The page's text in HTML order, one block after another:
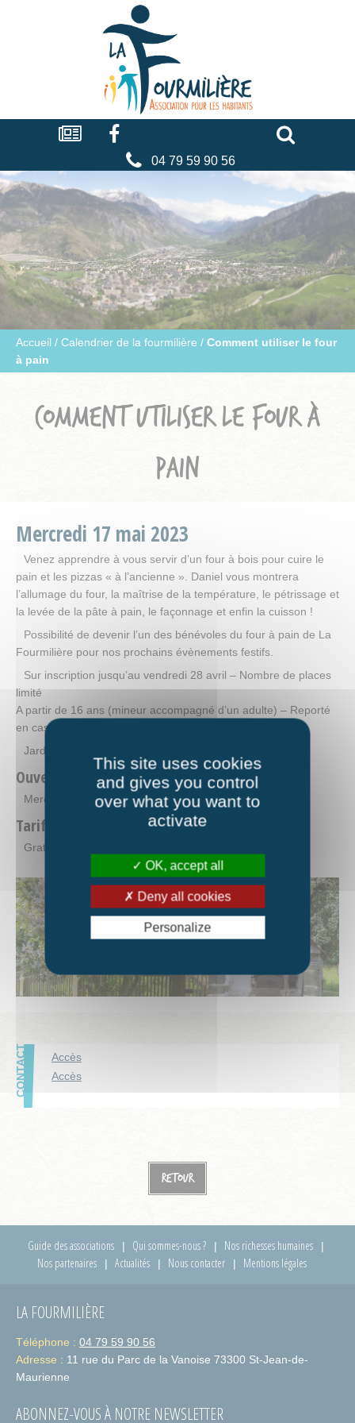
La
fourmilière
Actualités Facebook
04 79 59 90 56
Accueil / Calendrier de la fourmilière / Comment utiliser le four
à pain
COMMENT UTILISER LE FOUR À
PAIN
Mercredi 17 mai 2023
Venez apprendre à vous servir d’un four à bois pour cuire le
pain et les pizzas « à l’ancienne ». Daniel vous montrera
l’allumage du four, la maîtrise de la température, le pétrissage et
la levée de la pâte à pain, le façonnage et enfin la cuisson !
Possibilité de devenir l’un des bénévoles du four à pain de La
Fourmilière pour nos prochains évènements festifs.
Sur inscription jusqu’au vendredi 28 avril – Nombre de places
limité
A partir de 16 ans (mineur accompagné d’un adulte) – Reporté
en cas de pluie
Jardin et salle multi-activités.
Ouverture
Mercredi 17 mai 2023 de 8h à 15h.
Tarifs
Gratuit.
Accès
Accès
Retour
Guide des associations Qui sommes-nous ?
Nos richesses humaines
Nos partenaires
Actualités Nous contacter Mentions légales
LA FOURMILIÈRE
Téléphone : 04 79 59 90 56
Adresse : 11 rue du Parc de la Vanoise 73300 St-Jean-de-
Maurienne
ABONNEZ-VOUS À NOTRE NEWSLETTER
Cookies management panel
This site uses cookies
and gives you control
over what you want to
activate
OK, accept all
Deny all cookies
Personalize